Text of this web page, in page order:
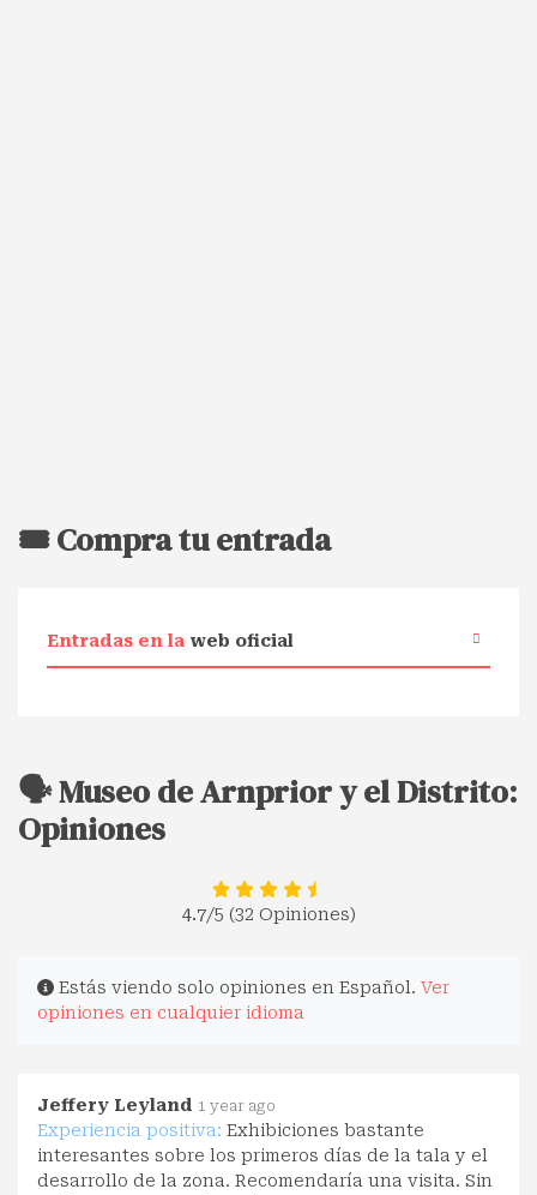
🎟️ Compra tu entrada
Entradas en la web oficial
🗣️ Museo de Arnprior y el Distrito:
Opiniones
4.7/5 (32 Opiniones)
Estás viendo solo opiniones en Español. Ver
opiniones en cualquier idioma
Jeffery Leyland 1 year ago
Experiencia positiva: Exhibiciones bastante
interesantes sobre los primeros días de la tala y el
desarrollo de la zona. Recomendaría una visita. Sin